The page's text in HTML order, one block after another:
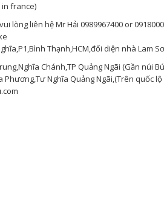
in france)
lòng liên hệ Mr Hải 0989967400 or
Thạnh,HCM,đối diện nhà Lam
Chánh,TP Quảng Ngãi (Gần núi
Phương,Tư Nghĩa Quảng Ngãi,(Trên quốc